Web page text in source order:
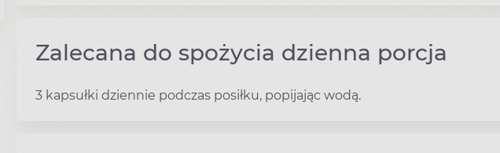
Zalecana do spożycia dzienna porcja
3 kapsułki dziennie podczas posiłku, popijając wodą.